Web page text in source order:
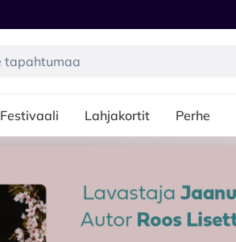
Festivaali Lahjakortit Perhe